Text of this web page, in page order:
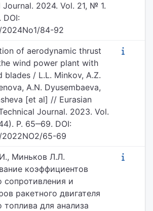
Journal. 2024. Vol. 21, № 1.
DOI:
2024No1/84-92
of aerodynamic thrust
wind power plant with
blades / L.L. Minkov, A.Z.
A.N. Dyusembaeva,
[et al] // Eurasian
Journal. 2023. Vol.
P. 65‒69. DOI:
2022NO2/65-69
Миньков Л.Л.
коэффициентов
сопротивления и
ракетного двигателя
топлива для анализа